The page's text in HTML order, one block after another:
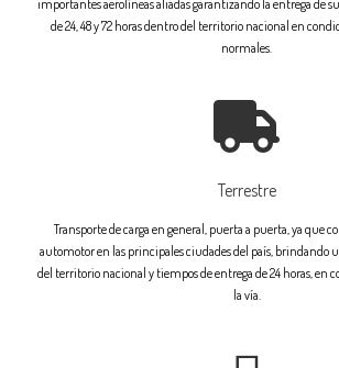
importantes aerolíneas aliadas garantizando la entrega de
de 24, 48 y 72 horas dentro del territorio nacional en
normales.
Terrestre
Transporte de carga en general, puerta a puerta, ya que
automotor en las principales ciudades del país, brindando
del territorio nacional y tiempos de entrega de 24 horas, en
la vía.